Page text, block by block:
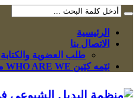
الرئيسية
الاتصال بنا
طلب العضوية والكتابة
ئێمە کێین WHO ARE WE من نحن